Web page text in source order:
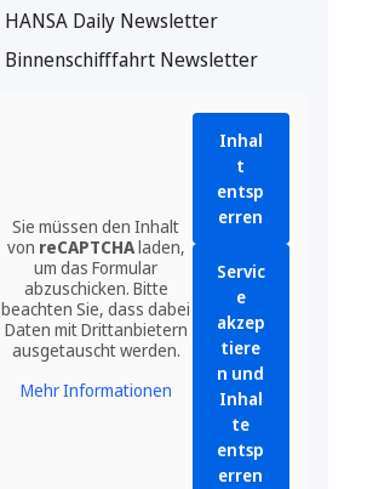
HANSA Daily Newsletter
Binnenschifffahrt Newsletter
Sie müssen den Inhalt
von reCAPTCHAladen,
um das Formular
abzuschicken. Bitte
beachten Sie, dass dabei
Daten mit Drittanbietern
ausgetauscht werden.
Mehr Informationen
Inhal
t
entsp
erren
Servic
e
akzep
tiere
n und
Inhal
te
entsp
erren